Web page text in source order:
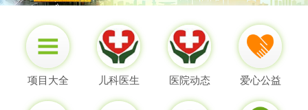
项目大全 儿科医生 医院动态 爱心公益